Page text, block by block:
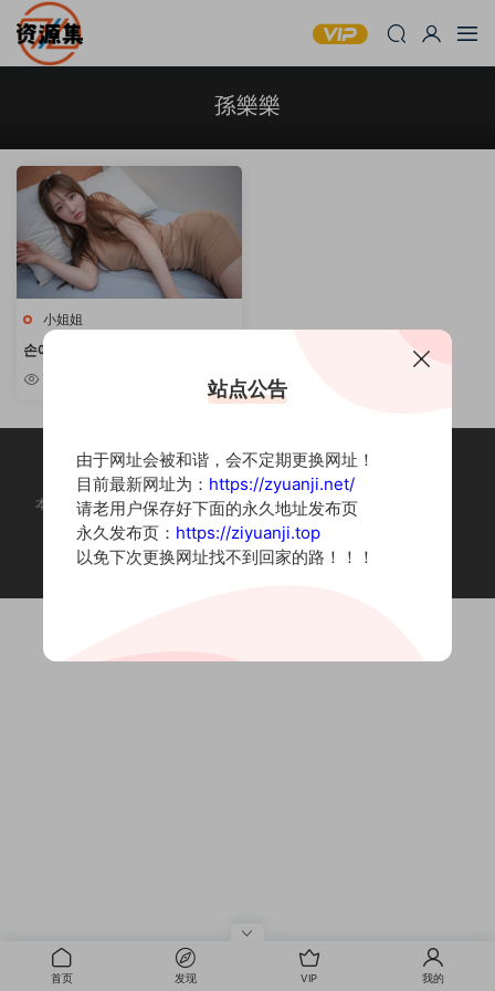
孫樂樂
小姐姐
손예은(孫樂樂) – 清纯甜美妹子写
真合集 [持续更新]
7.52w
本站为摄影写真图片网站，内容来自网络收集整理，仅作个人学习使用。
如有违法内容请联系删除
Copyright © 2022 资源集
首页 发现 VIP 我的
站点公告
由于网址会被和谐，会不定期更换网址！
目前最新网址为： https://zyuanji.net/
请老用户保存好下面的永久地址发布页
永久发布页： https://ziyuanji.top
以免下次更换网址找不到回家的路！！！